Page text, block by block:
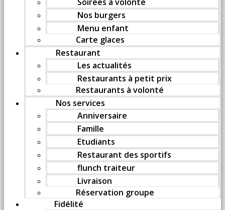
Nos burgers
Menu enfant
Carte glaces
Restaurant
Les actualités
Restaurants à petit prix
Restaurants à volonté
Nos services
Anniversaire
Famille
Etudiants
Restaurant des sportifs
flunch traiteur
Livraison
Réservation groupe
Fidélité